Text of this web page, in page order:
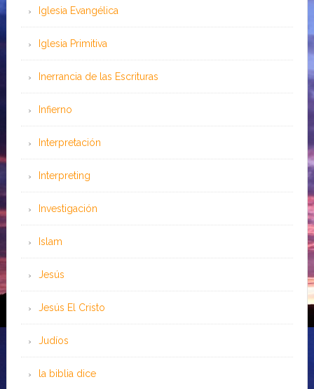
Iglesia Evangélica
Iglesia Primitiva
Inerrancia de las Escrituras
Infierno
Interpretación
Interpreting
Investigación
Islam
Jesús
Jesús El Cristo
Judíos
la biblia dice